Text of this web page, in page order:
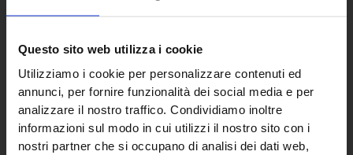
Questo sito web utilizza i cookie
Utilizziamo i cookie per personalizzare contenuti ed
annunci, per fornire funzionalità dei social media e per
analizzare il nostro traffico. Condividiamo inoltre
informazioni sul modo in cui utilizzi il nostro sito con i
nostri partner che si occupano di analisi dei dati web,
ECO NEXT S.p.A.
Sede principale